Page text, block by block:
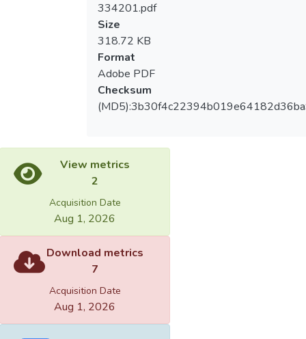
334201.pdf
Size
318.72 KB
Format
Adobe PDF
Checksum
View metrics
2
Acquisition Date
Aug 1, 2026
Download metrics
7
Acquisition Date
Aug 1, 2026